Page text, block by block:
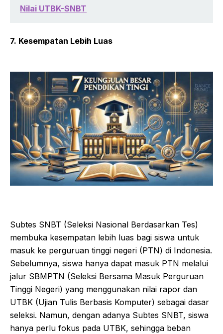
Nilai UTBK-SNBT
7. Kesempatan Lebih Luas
Subtes SNBT (Seleksi Nasional Berdasarkan Tes)
membuka kesempatan lebih luas bagi siswa untuk
masuk ke perguruan tinggi negeri (PTN) di Indonesia.
Sebelumnya, siswa hanya dapat masuk PTN melalui
jalur SBMPTN (Seleksi Bersama Masuk Perguruan
Tinggi Negeri) yang menggunakan nilai rapor dan
UTBK (Ujian Tulis Berbasis Komputer) sebagai dasar
seleksi. Namun, dengan adanya Subtes SNBT, siswa
hanya perlu fokus pada UTBK, sehingga beban